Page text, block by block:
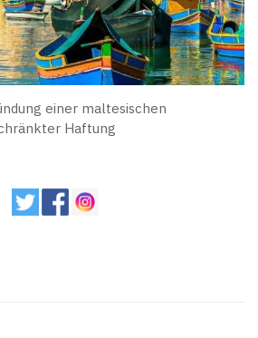
einer maltesischen
Haftung